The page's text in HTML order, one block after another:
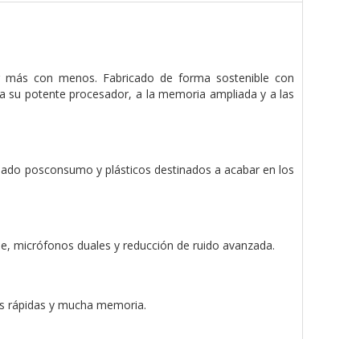
con menos. Fabricado de forma sostenible con
su potente procesador, a la memoria ampliada y a las
posconsumo y plásticos destinados a acabar en los
micrófonos duales y reducción de ruido avanzada.
rápidas y mucha memoria.